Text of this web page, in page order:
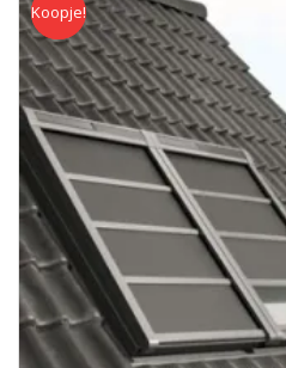
Koopje
Koopje!